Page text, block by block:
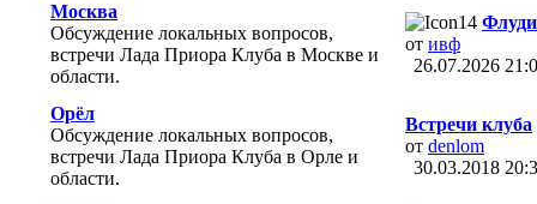
Москва
Обсуждение локальных вопросов,
встречи Лада Приора Клуба в Москве и
области.
от ивф
26.07.2026
Орёл
Обсуждение локальных вопросов,
встречи Лада Приора Клуба в Орле и
области.
Встречи клуба
от denlom
30.03.2018